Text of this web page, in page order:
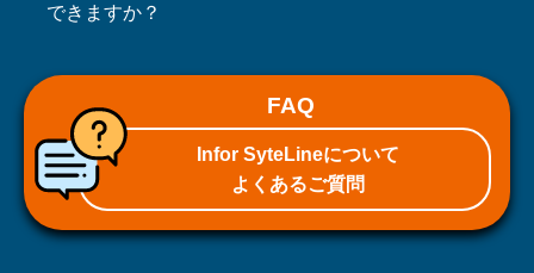
できますか？
FAQ
Infor SyteLineについて
よくあるご質問